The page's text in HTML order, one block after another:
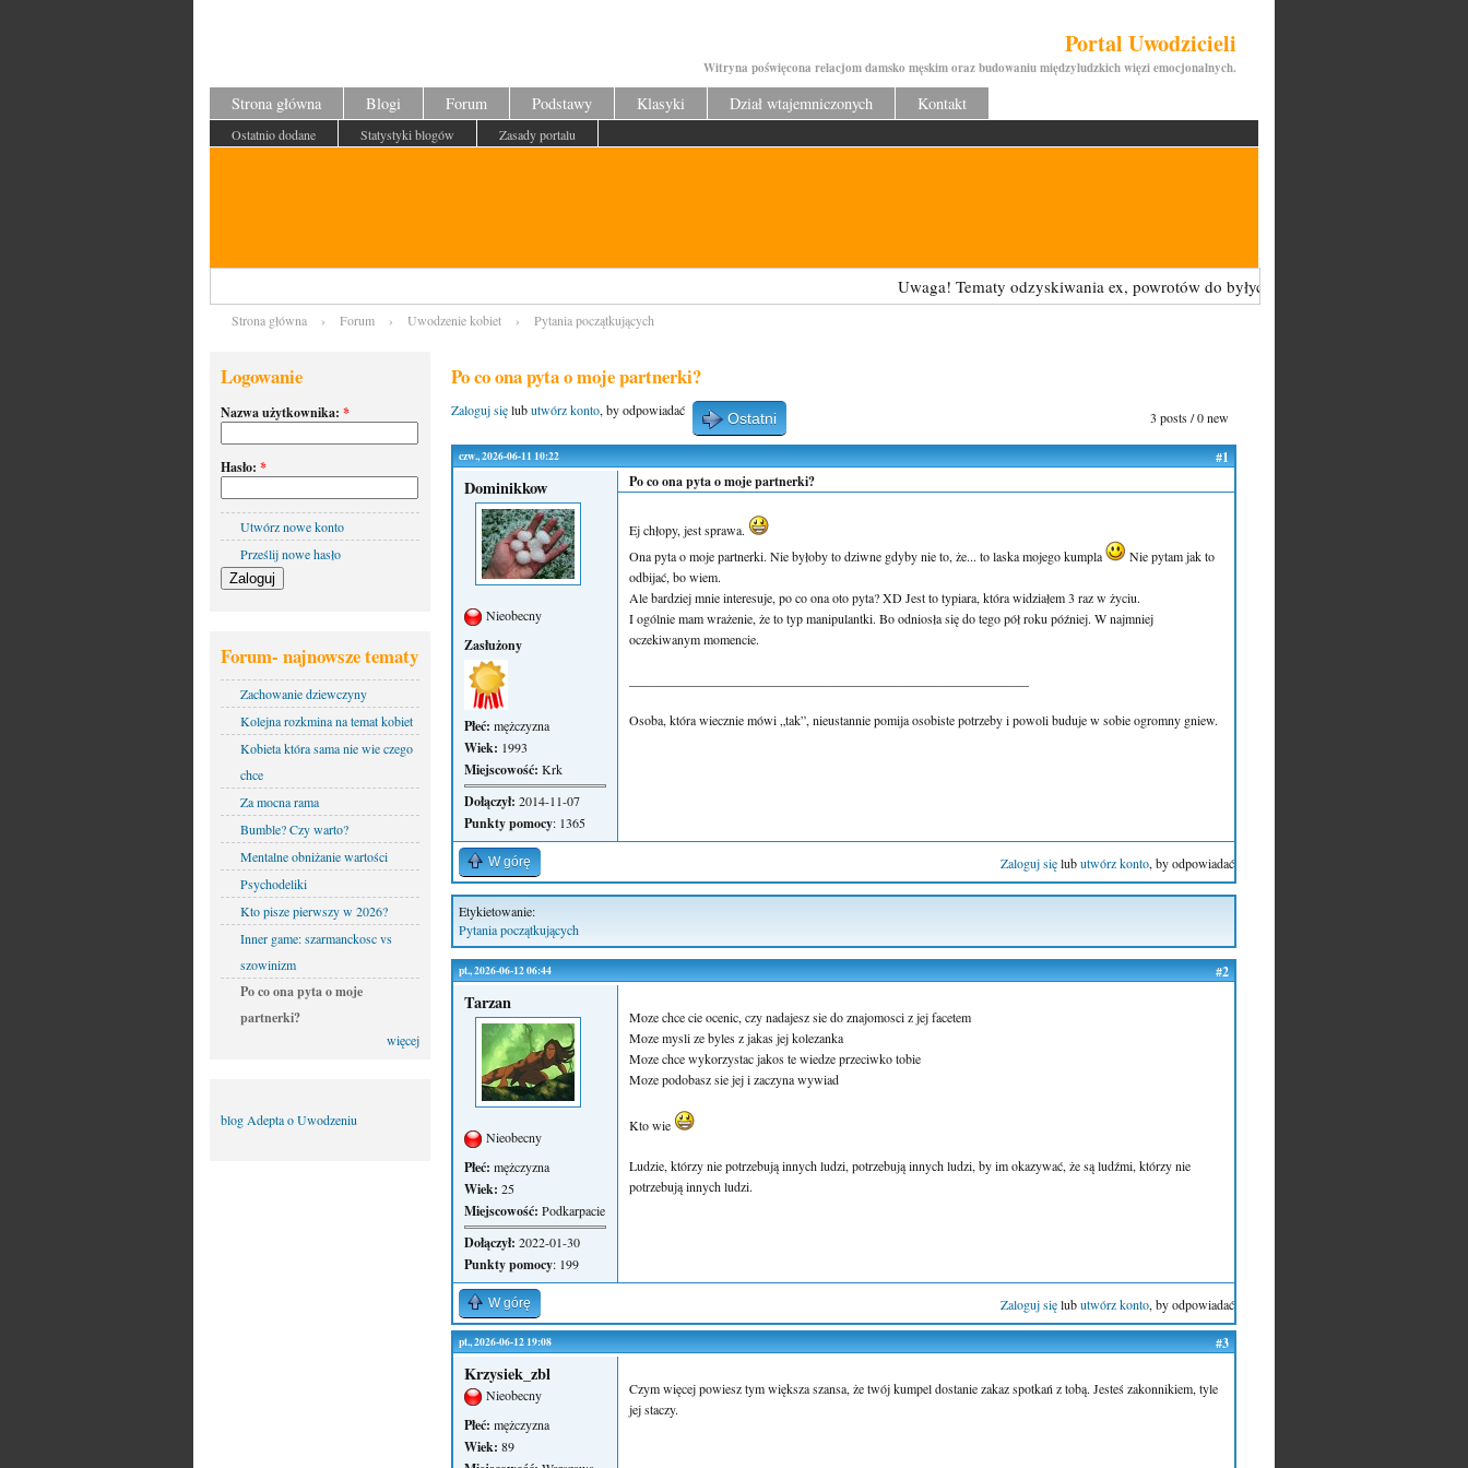
Portal Uwodzicieli
Witryna poświęcona relacjom damsko męskim oraz budowaniu międzyludzkich więzi emocjonalnych.
Strona główna Blogi Forum Podstawy Klasyki Dział wtajemniczonych Kontakt
Ostatnio dodane Statystyki blogów Zasady portalu
Uwaga! Tematy odzyskiwania ex, powrotów do byłych kobiet - są tu zabronione i
Strona główna › Forum › Uwodzenie kobiet › Pytania początkujących
Logowanie
Nazwa użytkownika: *
Hasło: *
Utwórz nowe konto
Prześlij nowe hasło
Forum- najnowsze tematy
Zachowanie dziewczyny
Kolejna rozkmina na temat kobiet
Kobieta która sama nie wie czego
chce
Za mocna rama
Bumble? Czy warto?
Mentalne obniżanie wartości
Psychodeliki
Kto pisze pierwszy w 2026?
Inner game: szarmanckosc vs
szowinizm
Po co ona pyta o moje
partnerki?
więcej
blog Adepta o Uwodzeniu
Po co ona pyta o moje partnerki?
3 posts / 0 new
Zaloguj sięlubutwórz konto, by odpowiadać Ostatni
czw., 2026-06-11 10:22 #1
Dominikkow
Nieobecny
Zasłużony
Płeć: mężczyzna
Wiek: 1993
Miejscowość: Krk
Dołączył: 2014-11-07
Punkty pomocy: 1365
Po co ona pyta o moje partnerki?
Ej chłopy, jest sprawa.
Ona pyta o moje partnerki. Nie byłoby to dziwne gdyby nie to, że... to laska mojego kumpla
Nie pytam jak to
odbijać, bo wiem.
Ale bardziej mnie interesuje, po co ona oto pyta? XD Jest to typiara, która widziałem 3 raz w życiu.
I ogólnie mam wrażenie, że to typ manipulantki. Bo odniosła się do tego pół roku później. W najmniej
oczekiwanym momencie.
Osoba, która wiecznie mówi „tak”, nieustannie pomija osobiste potrzeby i powoli buduje w sobie ogromny gniew.
W górę Zaloguj sięlubutwórz konto, by odpowiadać
Etykietowanie:
Pytania początkujących
pt., 2026-06-12 06:44 #2
Tarzan
Nieobecny
Płeć: mężczyzna
Wiek: 25
Miejscowość: Podkarpacie
Dołączył: 2022-01-30
Punkty pomocy: 199
Moze chce cie ocenic, czy nadajesz sie do znajomosci z jej facetem
Moze mysli ze byles z jakas jej kolezanka
Moze chce wykorzystac jakos te wiedze przeciwko tobie
Moze podobasz sie jej i zaczyna wywiad
Kto wie
Ludzie, którzy nie potrzebują innych ludzi, potrzebują innych ludzi, by im okazywać, że są ludźmi, którzy nie
potrzebują innych ludzi.
W górę Zaloguj sięlubutwórz konto, by odpowiadać
pt., 2026-06-12 19:08 #3
Krzysiek_zbl
Nieobecny
Płeć: mężczyzna
Wiek: 89
Czym więcej powiesz tym większa szansa, że twój kumpel dostanie zakaz spotkań z tobą. Jesteś zakonnikiem, tyle
jej staczy.